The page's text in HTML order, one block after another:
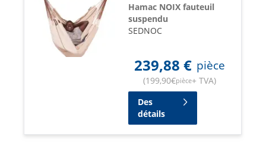
Hamac NOIX fauteuil
suspendu
SEDNOC
239,88 € pièce
(199,90€pièce+ TVA)
Des
détails